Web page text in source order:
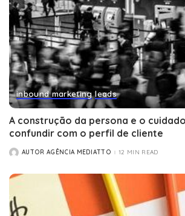
inbound marketing leads
A construção da persona e o
confundir com o perfil de cliente
POSTEDAUTOR AGÊNCIA MEDIATTO 12 MIN READ